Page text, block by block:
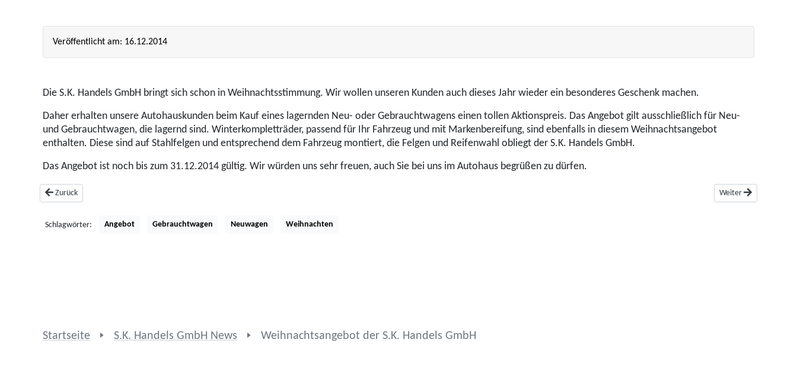
Veröffentlicht am: 16.12.2014
Die S.K. Handels GmbH bringt sich schon in Weihnachtsstimmung. Wir wollen unseren Kunden auch dieses Jahr wieder ein besonderes Geschenk machen.
Daher erhalten unsere Autohauskunden beim Kauf eines lagernden Neu- oder Gebrauchtwagens einen tollen Aktionspreis. Das Angebot gilt ausschließlich für Neu-
und Gebrauchtwagen, die lagernd sind. Winterkompletträder, passend für Ihr Fahrzeug und mit Markenbereifung, sind ebenfalls in diesem Weihnachtsangebot
enthalten. Diese sind auf Stahlfelgen und entsprechend dem Fahrzeug montiert, die Felgen und Reifenwahl obliegt der S.K. Handels GmbH.
Das Angebot ist noch bis zum 31.12.2014 gültig. Wir würden uns sehr freuen, auch Sie bei uns im Autohaus begrüßen zu dürfen.
Vorheriger Beitrag: Dieselpartikelfilter Förderung ab 2015
Zurück Nächster Beitrag: Platz
Weiter
Schlagwörter: Angebot Gebrauchtwagen Neuwagen Weihnachten
Startseite S.K. Handels GmbH News Weihnachtsangebot der S.K. Handels GmbH